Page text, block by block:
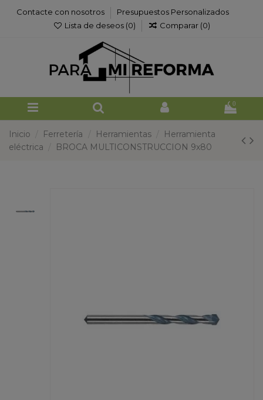
Contacte con nosotros
Presupuestos Personalizados
Lista de deseos (0) Comparar (0)
0
Inicio Ferretería Herramientas
Herramienta
eléctrica
BROCA MULTICONSTRUCCION 9x80